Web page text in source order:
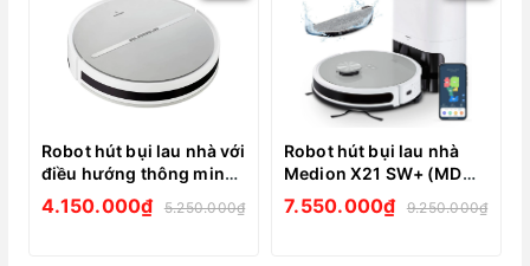
Robot hút bụi lau nhà với
điều hướng thông minh
Medion S05 SW (MD
11889)
4.150.000₫ 5.250.000₫
Robot hút bụi lau nhà
Medion X21 SW+ (MD
11500) có trạm hút xả
rác và điều hướng thông
7.550.000₫ 9.250.000₫